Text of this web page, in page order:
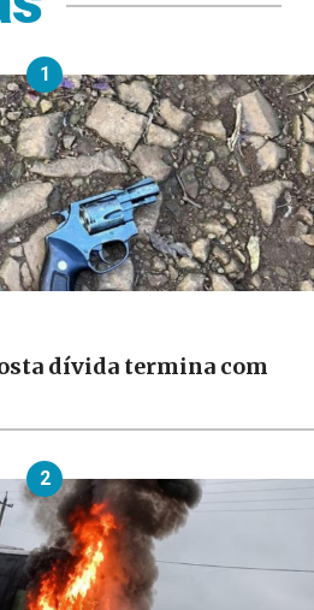
1
dívida termina com
2